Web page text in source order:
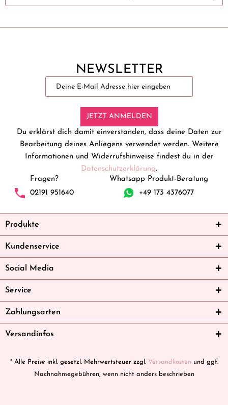
NEWSLETTER
JETZT ANMELDEN
Du erklärst dich damit einverstanden, dass deine Daten zur
Bearbeitung deines Anliegens verwendet werden. Weitere
Informationen und Widerrufshinweise findest du in der
Datenschutzerklärung.
Fragen?
02191 951640
Whatsapp Produkt-Beratung
+49 173 4376077
Produkte
Kundenservice
Social Media
Service
Zahlungsarten
Versandinfos
* Alle Preise inkl. gesetzl. Mehrwertsteuer zzgl. Versandkosten und ggf.
Nachnahmegebühren, wenn nicht anders beschrieben